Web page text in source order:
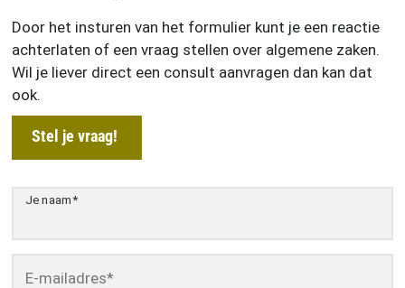
Door het insturen van het formulier kunt je een reactie
achterlaten of een vraag stellen over algemene zaken.
Wil je liever direct een consult aanvragen dan kan dat
ook.
Stel je vraag!
Je naam*
E-mailadres*